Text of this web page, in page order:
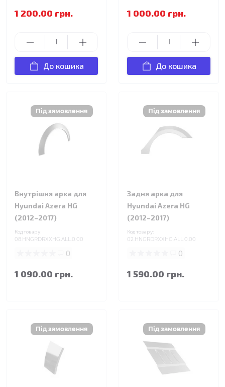
1 200.00 грн.
До кошика
1 000.00 грн.
До кошика
Внутрішня арка для
Hyundai Azera HG
(2012–2017)
Код товару:
08.HNGRDRXXHG.ALL.0.00
0
1 090.00 грн.
Задня арка для
Hyundai Azera HG
(2012–2017)
Код товару:
02.HNGRDRXXHG.ALL.0.00
0
1 590.00 грн.